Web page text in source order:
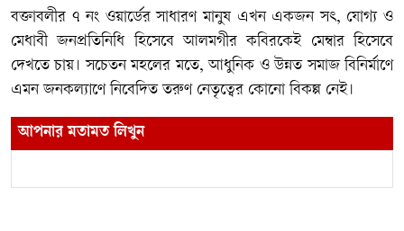
বক্তাবলীর ৭ নং ওয়ার্ডের সাধারণ মানুষ এখন একজন সৎ, যোগ্য ও
মেধাবী জনপ্রতিনিধি হিসেবে আলমগীর কবিরকেই মেম্বার হিসেবে
দেখতে চায়। সচেতন মহলের মতে, আধুনিক ও উন্নত সমাজ বিনির্মাণে
এমন জনকল্যাণে নিবেদিত তরুণ নেতৃত্বের কোনো বিকল্প নেই।
আপনার মতামত লিখুন